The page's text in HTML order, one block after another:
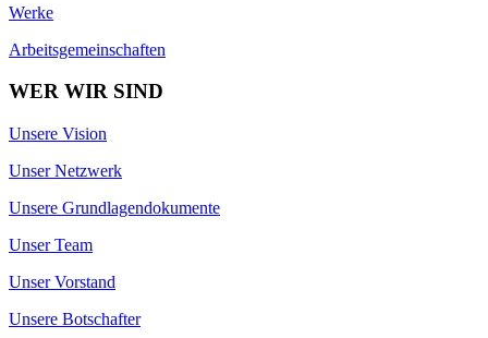
Werke
Arbeitsgemeinschaften
WER WIR SIND
Unsere Vision
Unser Netzwerk
Unsere Grundlagendokumente
Unser Team
Unser Vorstand
Unsere Botschafter